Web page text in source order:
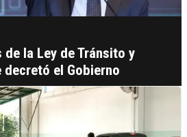
la Ley de Tránsito y
decretó el Gobierno